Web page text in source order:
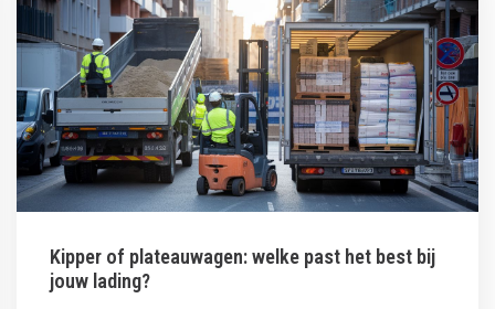
Kipper of plateauwagen: welke past het best bij
jouw lading?